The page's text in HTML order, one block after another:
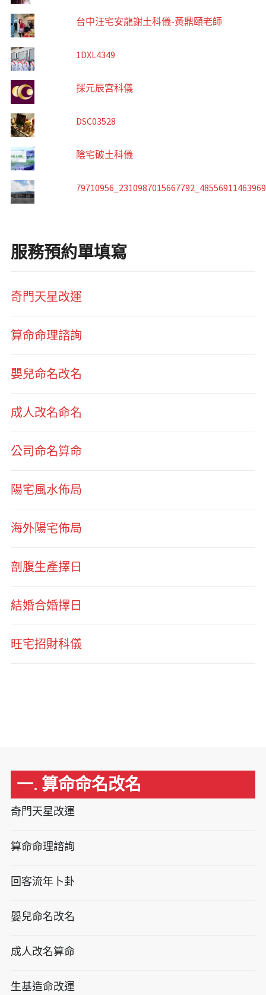
台中汪宅安龍謝土科儀-黃鼎頤老師
1DXL4349
探元辰宮科儀
DSC03528
陰宅破土科儀
服務預約單填寫
奇門天星改運
算命命理諮詢
嬰兒命名改名
成人改名命名
公司命名算命
陽宅風水佈局
海外陽宅佈局
剖腹生產擇日
結婚合婚擇日
旺宅招財科儀
一. 算命命名改名
奇門天星改運
算命命理諮詢
回客流年卜卦
嬰兒命名改名
成人改名算命
生基造命改運